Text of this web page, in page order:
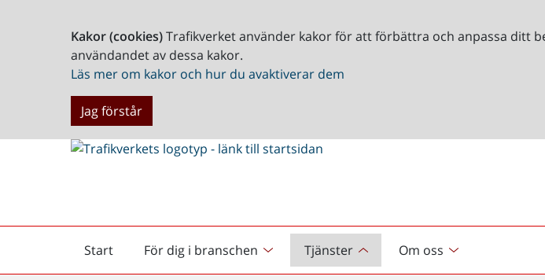
Kakor (cookies)Trafikverket använder kakor för att förbättra och anpassa ditt
användandet av dessa kakor.
Läs mer om kakor och hur du avaktiverar dem
Jag förstår
Start
Startsida För dig i branschen Tjänster Om oss